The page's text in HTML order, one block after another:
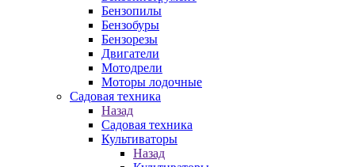
Бензопилы
Бензобуры
Бензорезы
Двигатели
Мотодрели
Моторы лодочные
Садовая техника
Назад
Садовая техника
Культиваторы
Назад